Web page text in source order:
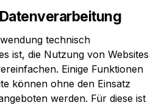
technisch
ist, die Nutzung von Websites
Einige Funktionen
können ohne den Einsatz
werden. Für diese ist